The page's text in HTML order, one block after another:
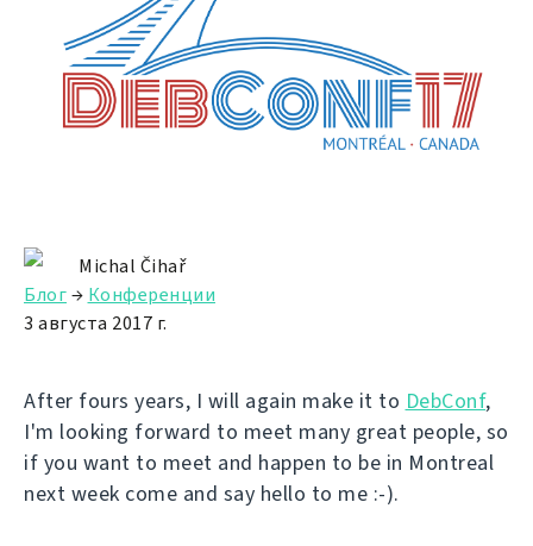
Michal Čihař
Блог→ Конференции
3 августа 2017 г.
After fours years, I will again make it to DebConf,
I'm looking forward to meet many great people, so
if you want to meet and happen to be in Montreal
next week come and say hello to me :-).